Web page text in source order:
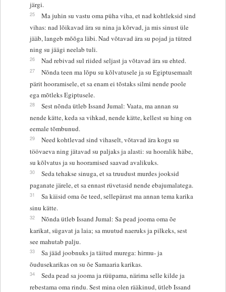
järgi.
25
Ma juhin su vastu oma püha viha, et nad kohtleksid sind
vihas: nad lõikavad ära su nina ja kõrvad, ja mis sinust üle
jääb, langeb mõõga läbi. Nad võtavad ära su pojad ja tütred
ning su jäägi neelab tuli.
26 Nad rebivad sul riided seljast ja võtavad ära su ehted.
27
Nõnda teen ma lõpu su kõlvatusele ja su Egiptusemaalt
pärit hooramisele, et sa enam ei tõstaks silmi nende poole
ega mõtleks Egiptusele.
28
Sest nõnda ütleb Issand Jumal: Vaata, ma annan su
nende kätte, keda sa vihkad, nende kätte, kellest su hing on
eemale tõmbunud.
29
Need kohtlevad sind vihaselt, võtavad ära kogu su
töövaeva ning jätavad su paljaks ja alasti: su hooralik häbe,
su kõlvatus ja su hooramised saavad avalikuks.
30
Seda tehakse sinuga, et sa truudust murdes jooksid
paganate järele, et sa ennast rüvetasid nende ebajumalatega.
31
Sa käisid oma õe teed, sellepärast ma annan tema karika
sinu kätte.
32
Nõnda ütleb Issand Jumal: Sa pead jooma oma õe
karikat, sügavat ja laia; sa muutud naeruks ja pilkeks, sest
see mahutab palju.
33
Sa jääd joobnuks ja täitud murega: hirmu- ja
õudusekarikas on su õe Samaaria karikas.
34
Seda pead sa jooma ja rüüpama, närima selle kilde ja
rebestama oma rindu. Sest mina olen rääkinud, ütleb Issand